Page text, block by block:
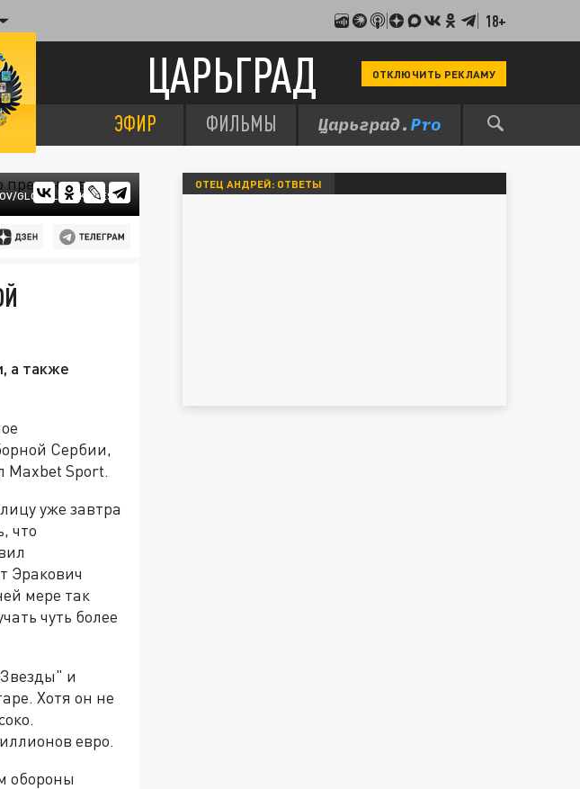
18+
ЦАРЬГРАД ОТКЛЮЧИТЬ РЕКЛАМУ
ЭФИР ФИЛЬМЫ
GLOBALLOOKPRESS
а также
Сербии,
Maxbet Sport.
уже завтра
что
Эракович
мере так
чуть более
и
Хотя он не
евро.
обороны
ОТЕЦ АНДРЕЙ: ОТВЕТЫ